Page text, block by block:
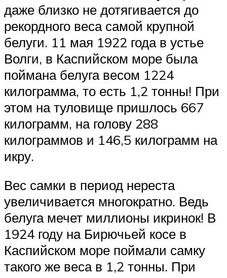
даже близко не дотягивается до
рекордного веса самой крупной
белуги. 11 мая 1922 года в устье
Волги, в Каспийском море была
поймана белуга весом 1224
килограмма, то есть 1,2 тонны! При
этом на туловище пришлось 667
килограмм, на голову 288
килограммов и 146,5 килограмм на
икру.
Вес самки в период нереста
увеличивается многократно. Ведь
белуга мечет миллионы икринок! В
1924 году на Бирючьей косе в
Каспийском море поймали самку
такого же веса в 1,2 тонны. При